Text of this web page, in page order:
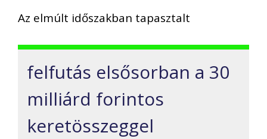
Az elmúlt időszakban tapasztalt
felfutás elsősorban a 30
milliárd forintos
keretösszeggel